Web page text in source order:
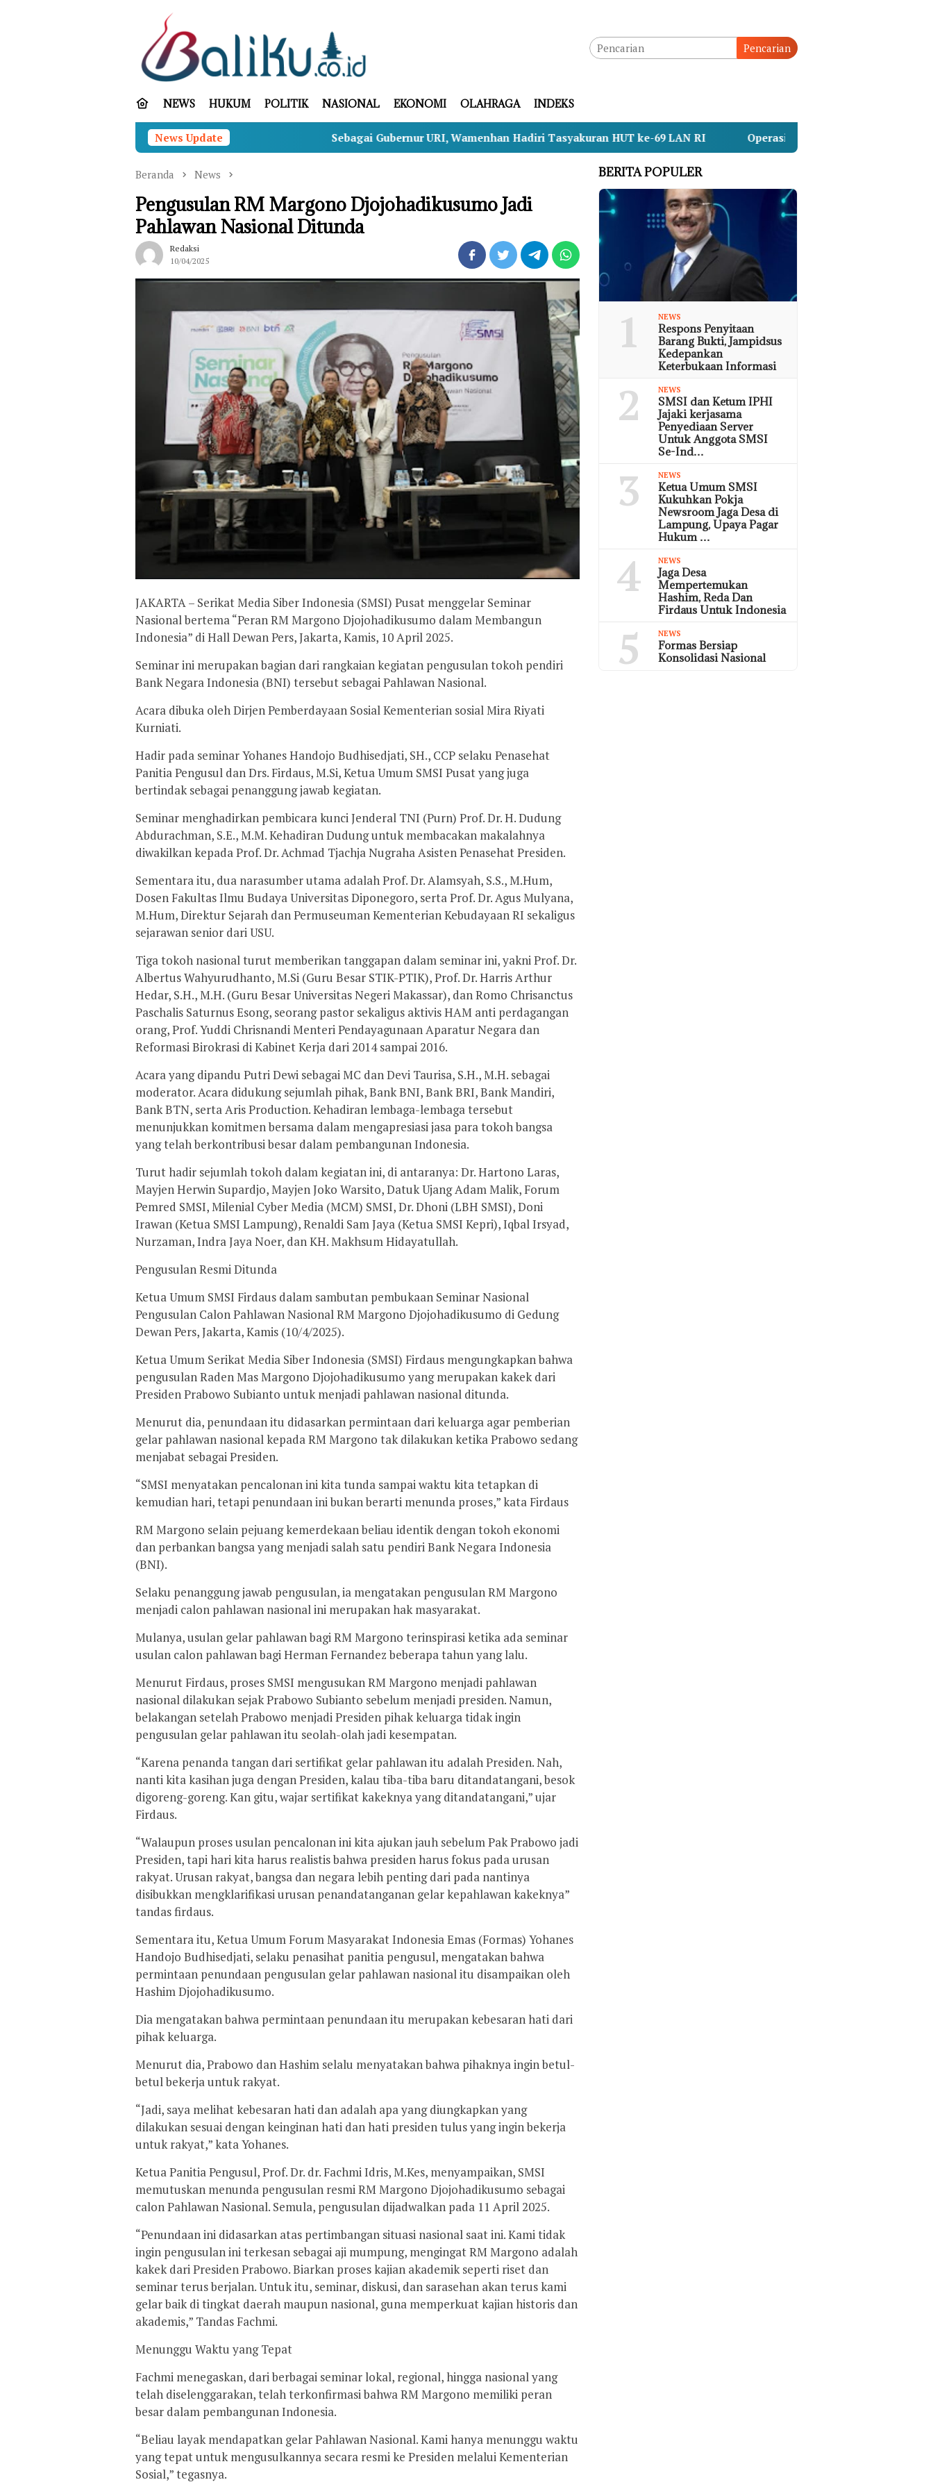
Pencarian
NEWS HUKUM POLITIK NASIONAL EKONOMI OLAHRAGA INDEKS
News Update Sebagai Gubernur URI, Wamenhan Hadiri Tasyakuran HUT ke-69 LAN RI Operasi SAR KMP Mutiara Sentosa II Beralih ke
Beranda News
Pengusulan RM Margono Djojohadikusumo Jadi
Pahlawan Nasional Ditunda
Redaksi
10/04/2025
JAKARTA – Serikat Media Siber Indonesia (SMSI) Pusat menggelar Seminar
Nasional bertema “Peran RM Margono Djojohadikusumo dalam Membangun
Indonesia” di Hall Dewan Pers, Jakarta, Kamis, 10 April 2025.
Seminar ini merupakan bagian dari rangkaian kegiatan pengusulan tokoh pendiri
Bank Negara Indonesia (BNI) tersebut sebagai Pahlawan Nasional.
Acara dibuka oleh Dirjen Pemberdayaan Sosial Kementerian sosial Mira Riyati
Kurniati.
Hadir pada seminar Yohanes Handojo Budhisedjati, SH., CCP selaku Penasehat
Panitia Pengusul dan Drs. Firdaus, M.Si, Ketua Umum SMSI Pusat yang juga
bertindak sebagai penanggung jawab kegiatan.
Seminar menghadirkan pembicara kunci Jenderal TNI (Purn) Prof. Dr. H. Dudung
Abdurachman, S.E., M.M. Kehadiran Dudung untuk membacakan makalahnya
diwakilkan kepada Prof. Dr. Achmad Tjachja Nugraha Asisten Penasehat Presiden.
Sementara itu, dua narasumber utama adalah Prof. Dr. Alamsyah, S.S., M.Hum,
Dosen Fakultas Ilmu Budaya Universitas Diponegoro, serta Prof. Dr. Agus Mulyana,
M.Hum, Direktur Sejarah dan Permuseuman Kementerian Kebudayaan RI sekaligus
sejarawan senior dari USU.
Tiga tokoh nasional turut memberikan tanggapan dalam seminar ini, yakni Prof. Dr.
Albertus Wahyurudhanto, M.Si (Guru Besar STIK-PTIK), Prof. Dr. Harris Arthur
Hedar, S.H., M.H. (Guru Besar Universitas Negeri Makassar), dan Romo Chrisanctus
Paschalis Saturnus Esong, seorang pastor sekaligus aktivis HAM anti perdagangan
orang, Prof. Yuddi Chrisnandi Menteri Pendayagunaan Aparatur Negara dan
Reformasi Birokrasi di Kabinet Kerja dari 2014 sampai 2016.
Acara yang dipandu Putri Dewi sebagai MC dan Devi Taurisa, S.H., M.H. sebagai
moderator. Acara didukung sejumlah pihak, Bank BNI, Bank BRI, Bank Mandiri,
Bank BTN, serta Aris Production. Kehadiran lembaga-lembaga tersebut
menunjukkan komitmen bersama dalam mengapresiasi jasa para tokoh bangsa
yang telah berkontribusi besar dalam pembangunan Indonesia.
Turut hadir sejumlah tokoh dalam kegiatan ini, di antaranya: Dr. Hartono Laras,
Mayjen Herwin Supardjo, Mayjen Joko Warsito, Datuk Ujang Adam Malik, Forum
Pemred SMSI, Milenial Cyber Media (MCM) SMSI, Dr. Dhoni (LBH SMSI), Doni
Irawan (Ketua SMSI Lampung), Renaldi Sam Jaya (Ketua SMSI Kepri), Iqbal Irsyad,
Nurzaman, Indra Jaya Noer, dan KH. Makhsum Hidayatullah.
Pengusulan Resmi Ditunda
Ketua Umum SMSI Firdaus dalam sambutan pembukaan Seminar Nasional
Pengusulan Calon Pahlawan Nasional RM Margono Djojohadikusumo di Gedung
Dewan Pers, Jakarta, Kamis (10/4/2025).
Ketua Umum Serikat Media Siber Indonesia (SMSI) Firdaus mengungkapkan bahwa
pengusulan Raden Mas Margono Djojohadikusumo yang merupakan kakek dari
Presiden Prabowo Subianto untuk menjadi pahlawan nasional ditunda.
Menurut dia, penundaan itu didasarkan permintaan dari keluarga agar pemberian
gelar pahlawan nasional kepada RM Margono tak dilakukan ketika Prabowo sedang
menjabat sebagai Presiden.
“SMSI menyatakan pencalonan ini kita tunda sampai waktu kita tetapkan di
kemudian hari, tetapi penundaan ini bukan berarti menunda proses,” kata Firdaus
RM Margono selain pejuang kemerdekaan beliau identik dengan tokoh ekonomi
dan perbankan bangsa yang menjadi salah satu pendiri Bank Negara Indonesia
(BNI).
Selaku penanggung jawab pengusulan, ia mengatakan pengusulan RM Margono
menjadi calon pahlawan nasional ini merupakan hak masyarakat.
Mulanya, usulan gelar pahlawan bagi RM Margono terinspirasi ketika ada seminar
usulan calon pahlawan bagi Herman Fernandez beberapa tahun yang lalu.
Menurut Firdaus, proses SMSI mengusukan RM Margono menjadi pahlawan
nasional dilakukan sejak Prabowo Subianto sebelum menjadi presiden. Namun,
belakangan setelah Prabowo menjadi Presiden pihak keluarga tidak ingin
pengusulan gelar pahlawan itu seolah-olah jadi kesempatan.
“Karena penanda tangan dari sertifikat gelar pahlawan itu adalah Presiden. Nah,
nanti kita kasihan juga dengan Presiden, kalau tiba-tiba baru ditandatangani, besok
digoreng-goreng. Kan gitu, wajar sertifikat kakeknya yang ditandatangani,” ujar
Firdaus.
“Walaupun proses usulan pencalonan ini kita ajukan jauh sebelum Pak Prabowo jadi
Presiden, tapi hari kita harus realistis bahwa presiden harus fokus pada urusan
rakyat. Urusan rakyat, bangsa dan negara lebih penting dari pada nantinya
disibukkan mengklarifikasi urusan penandatanganan gelar kepahlawan kakeknya”
tandas firdaus.
Sementara itu, Ketua Umum Forum Masyarakat Indonesia Emas (Formas) Yohanes
Handojo Budhisedjati, selaku penasihat panitia pengusul, mengatakan bahwa
permintaan penundaan pengusulan gelar pahlawan nasional itu disampaikan oleh
Hashim Djojohadikusumo.
Dia mengatakan bahwa permintaan penundaan itu merupakan kebesaran hati dari
pihak keluarga.
Menurut dia, Prabowo dan Hashim selalu menyatakan bahwa pihaknya ingin betul-
betul bekerja untuk rakyat.
“Jadi, saya melihat kebesaran hati dan adalah apa yang diungkapkan yang
dilakukan sesuai dengan keinginan hati dan hati presiden tulus yang ingin bekerja
untuk rakyat,” kata Yohanes.
Ketua Panitia Pengusul, Prof. Dr. dr. Fachmi Idris, M.Kes, menyampaikan, SMSI
memutuskan menunda pengusulan resmi RM Margono Djojohadikusumo sebagai
calon Pahlawan Nasional. Semula, pengusulan dijadwalkan pada 11 April 2025.
“Penundaan ini didasarkan atas pertimbangan situasi nasional saat ini. Kami tidak
ingin pengusulan ini terkesan sebagai aji mumpung, mengingat RM Margono adalah
kakek dari Presiden Prabowo. Biarkan proses kajian akademik seperti riset dan
seminar terus berjalan. Untuk itu, seminar, diskusi, dan sarasehan akan terus kami
gelar baik di tingkat daerah maupun nasional, guna memperkuat kajian historis dan
akademis,” Tandas Fachmi.
Menunggu Waktu yang Tepat
Fachmi menegaskan, dari berbagai seminar lokal, regional, hingga nasional yang
telah diselenggarakan, telah terkonfirmasi bahwa RM Margono memiliki peran
besar dalam pembangunan Indonesia.
“Beliau layak mendapatkan gelar Pahlawan Nasional. Kami hanya menunggu waktu
yang tepat untuk mengusulkannya secara resmi ke Presiden melalui Kementerian
Sosial,” tegasnya.
BERITA POPULER
1 NEWS
Respons Penyitaan
Barang Bukti, Jampidsus
Kedepankan
Keterbukaan Informasi
2 NEWS
SMSI dan Ketum IPHI
Jajaki kerjasama
Penyediaan Server
Untuk Anggota SMSI
Se-Ind…
3 NEWS
Ketua Umum SMSI
Kukuhkan Pokja
Newsroom Jaga Desa di
Lampung, Upaya Pagar
Hukum …
4 NEWS
Jaga Desa
Mempertemukan
Hashim, Reda Dan
Firdaus Untuk Indonesia
5 NEWS
Formas Bersiap
Konsolidasi Nasional